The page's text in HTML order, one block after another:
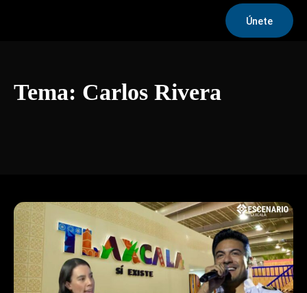
Únete
Tema: Carlos Rivera